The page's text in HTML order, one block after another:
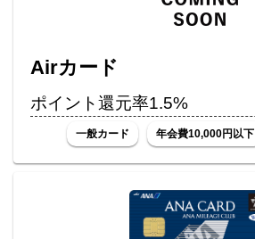
Airカード
ポイント還元率1.5%
一般カード 年会費10,000円以下